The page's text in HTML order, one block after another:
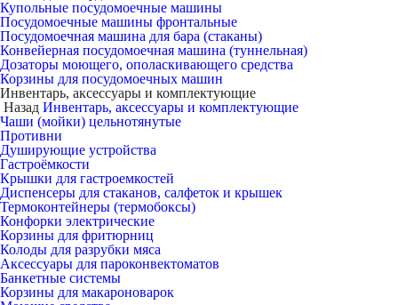
Купольные посудомоечные машины
Посудомоечные машины фронтальные
Посудомоечная машина для бара (стаканы)
Конвейерная посудомоечная машина (туннельная)
Дозаторы моющего, ополаскивающего средства
Корзины для посудомоечных машин
Инвентарь, аксессуары и комплектующие
Назад Инвентарь, аксессуары и комплектующие
Чаши (мойки) цельнотянутые
Противни
Душирующие устройства
Гастроёмкости
Крышки для гастроемкостей
Диспенсеры для стаканов, салфеток и крышек
Термоконтейнеры (термобоксы)
Конфорки электрические
Корзины для фритюрниц
Колоды для разрубки мяса
Аксессуары для пароконвектоматов
Банкетные системы
Корзины для макароноварок